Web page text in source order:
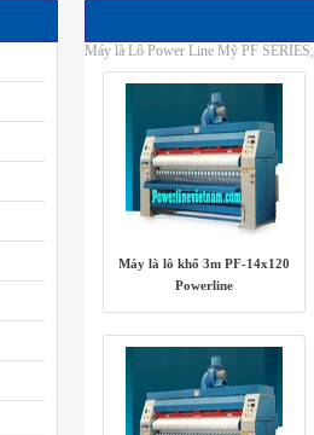
Máy là Lô Power Line Mỹ PF
Máy là lô khổ 3m PF-14x120
Powerline